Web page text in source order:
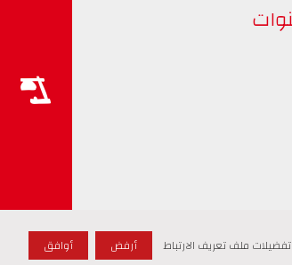
أوافق أرفض تفضيلات ملف تعريف الارتباط أوافق أرفض تفضيلات ملف تعريف الارتباط